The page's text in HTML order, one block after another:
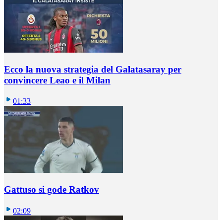
Ecco la nuova strategia del Galatasaray per
convincere Leao e il Milan
01:33
Gattuso si gode Ratkov
02:09